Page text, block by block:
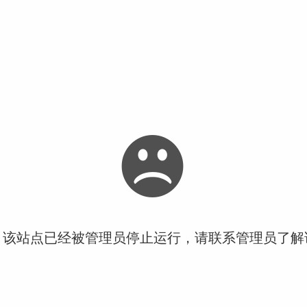
站点已经被管理员停止运行，请联系管理员了